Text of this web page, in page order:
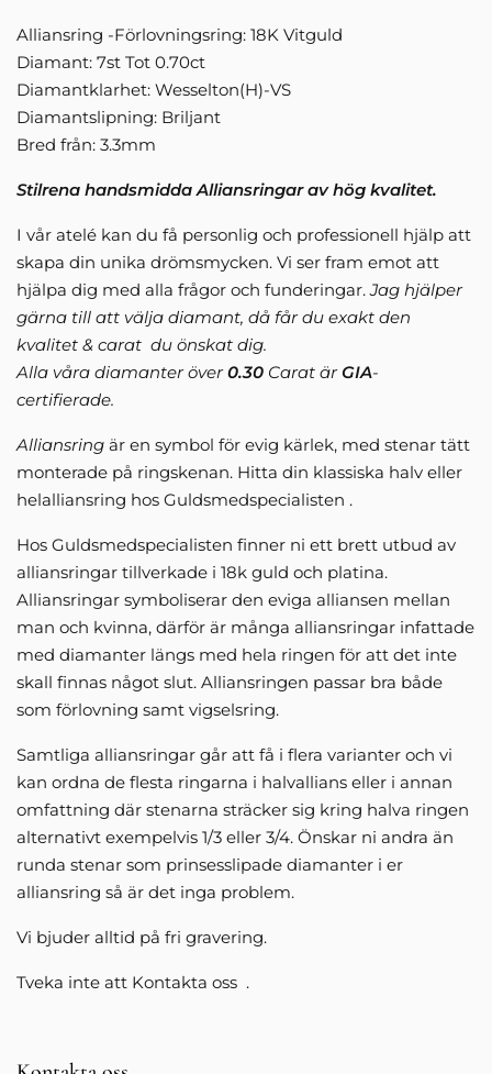
Alliansring -Förlovningsring: 18K Vitguld
Diamant: 7st Tot 0.70ct
Diamantklarhet: Wesselton(H)-VS
Diamantslipning: Briljant
Bred från: 3.3mm
Stilrena handsmidda Alliansringar av hög kvalitet.
I vår atelé kan du få personlig och professionell hjälp att
skapa din unika drömsmycken. Vi ser fram emot att
hjälpa dig med alla frågor och funderingar.Jag hjälper
gärna till att välja diamant, då får du exakt den
kvalitet & carat du önskat dig.
Alla våra diamanter över0.30 Carat ärGIA-
certifierade.
Alliansring är en symbol för evig kärlek, med stenar tätt
monterade på ringskenan. Hitta din klassiska halv eller
helalliansring hos Guldsmedspecialisten .
Hos Guldsmedspecialisten finner ni ett brett utbud av
alliansringar tillverkade i 18k guld och platina.
Alliansringar symboliserar den eviga alliansen mellan
man och kvinna, därför är många alliansringar infattade
med diamanter längs med hela ringen för att det inte
skall finnas något slut. Alliansringen passar bra både
som förlovning samt vigselsring.
Samtliga alliansringar går att få i flera varianter och vi
kan ordna de flesta ringarna i halvallians eller i annan
omfattning där stenarna sträcker sig kring halva ringen
alternativt exempelvis 1/3 eller 3/4. Önskar ni andra än
runda stenar som prinsesslipade diamanter i er
alliansring så är det inga problem.
Vi bjuder alltid på fri gravering.
Tveka inte att Kontakta oss .